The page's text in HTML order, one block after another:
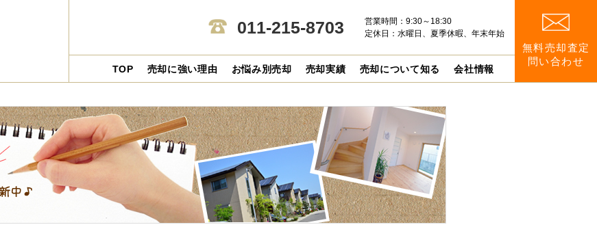
011-215-8703
営業時間：9:30～18:30
定休日：水曜日、夏季休暇、年末年始
TOP 売却に強い理由 お悩み別売却 売却実績 売却について知る 会社情報
無料売却査定
問い合わせ